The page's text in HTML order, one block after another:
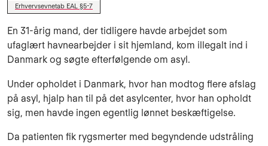
Erhvervsevnetab EAL §5-7
En 31-årig mand, der tidligere havde arbejdet som
ufaglært havnearbejder i sit hjemland, kom illegalt ind i
Danmark og søgte efterfølgende om asyl.
Under opholdet i Danmark, hvor han modtog flere afslag
på asyl, hjalp han til på det asylcenter, hvor han opholdt
sig, men havde ingen egentlig lønnet beskæftigelse.
Da patienten fik rygsmerter med begyndende udstråling